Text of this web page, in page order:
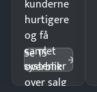
kunderne
hurtigere
og få
samlet
overblik
over salg
Se 15
systemer